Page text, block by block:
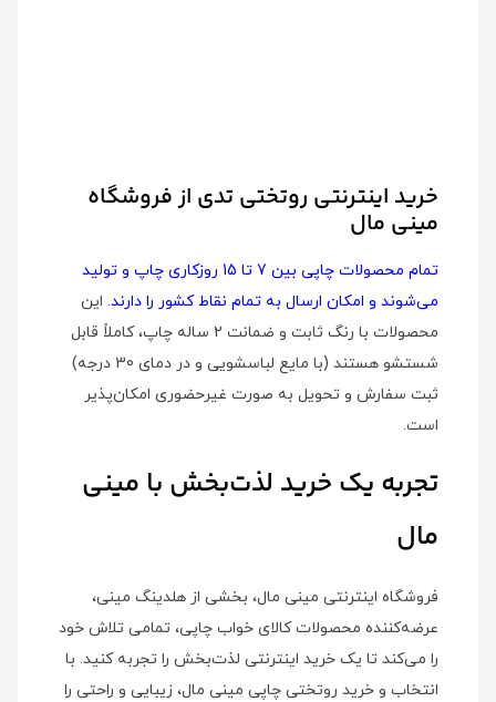
خرید اینترنتی روتختی تدی از فروشگاه
مینی مال
تمام محصولات چاپی بین 7 تا 15 روزکاری چاپ و تولید
می‌شوند و امکان ارسال به تمام نقاط کشور را دارند. این
محصولات با رنگ ثابت و ضمانت 2 ساله چاپ، کاملاً قابل
شستشو هستند (با مایع لباسشویی و در دمای 30 درجه)
ثبت سفارش و تحویل به صورت غیرحضوری امکان‌پذیر
است.
تجربه یک خرید لذت‌بخش با مینی
مال
فروشگاه اینترنتی مینی مال، بخشی از هلدینگ مینی،
عرضه‌کننده محصولات کالای خواب چاپی، تمامی تلاش خود
را می‌کند تا یک خرید اینترنتی لذت‌بخش را تجربه کنید. با
انتخاب و خرید روتختی چاپی مینی مال، زیبایی و راحتی را